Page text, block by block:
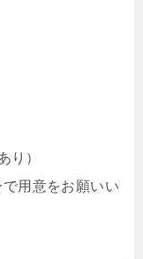
り）
用意をお願いい